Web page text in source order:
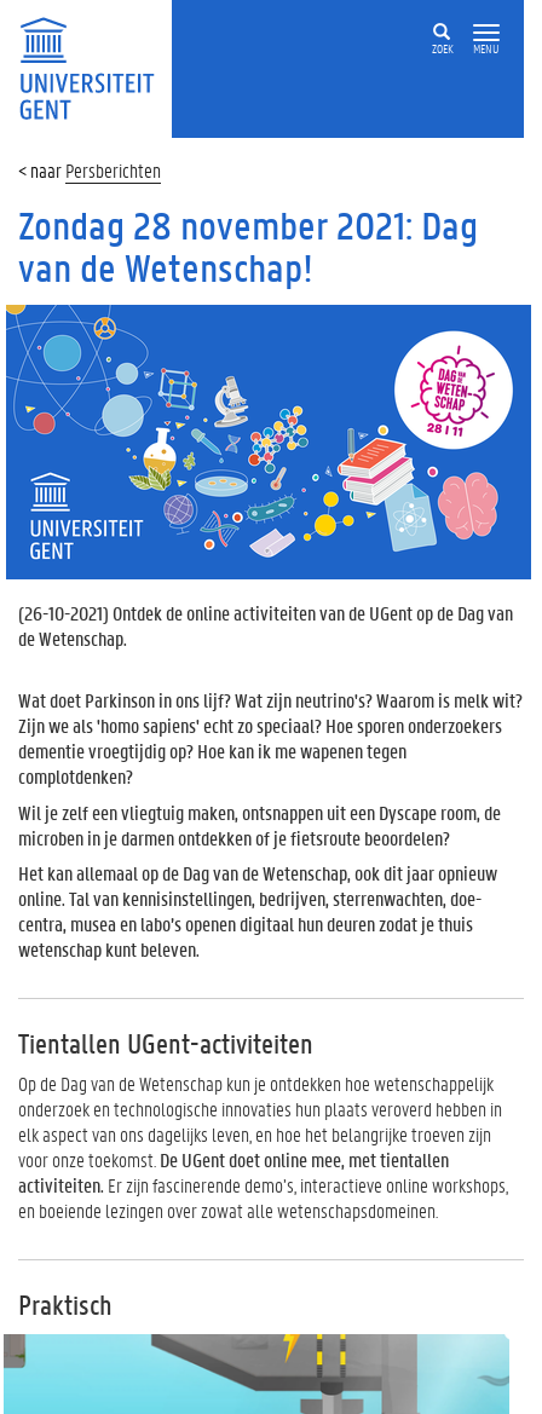
ZOEK MENU
Persberichten
Zondag 28 november 2021: Dag
van de Wetenschap!
(26-10-2021) Ontdek de online activiteiten van de UGent op de Dag van
de Wetenschap.
Wat doet Parkinson in ons lijf? Wat zijn neutrino's? Waarom is melk wit?
Zijn we als 'homo sapiens' echt zo speciaal? Hoe sporen onderzoekers
dementie vroegtijdig op? Hoe kan ik me wapenen tegen
complotdenken?
Wil je zelf een vliegtuig maken, ontsnappen uit een Dyscape room, de
microben in je darmen ontdekken of je fietsroute beoordelen?
Het kan allemaal op de Dag van de Wetenschap, ook dit jaar opnieuw
online. Tal van kennisinstellingen, bedrijven, sterrenwachten, doe-
centra, musea en labo’s openen digitaal hun deuren zodat je thuis
wetenschap kunt beleven.
Tientallen UGent-activiteiten
Op de Dag van de Wetenschap kun je ontdekken hoe wetenschappelijk
onderzoek en technologische innovaties hun plaats veroverd hebben in
elk aspect van ons dagelijks leven, en hoe het belangrijke troeven zijn
voor onze toekomst. De UGent doet online mee, met tientallen
activiteiten. Er zijn fascinerende demo’s, interactieve online workshops,
en boeiende lezingen over zowat alle wetenschapsdomeinen.
Praktisch